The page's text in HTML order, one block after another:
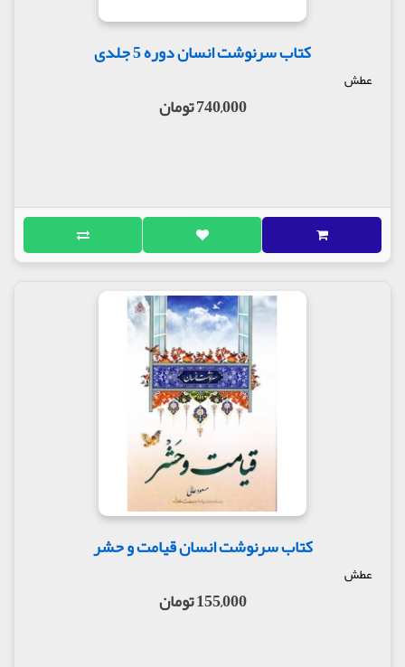
کتاب سرنوشت انسان دوره 5 جلدی
عطش
740,000 تومان
کتاب سرنوشت انسان قیامت و حشر
عطش
155,000 تومان